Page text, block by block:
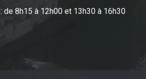
de 8h15 à 12h00 et 13h30 à 16h30